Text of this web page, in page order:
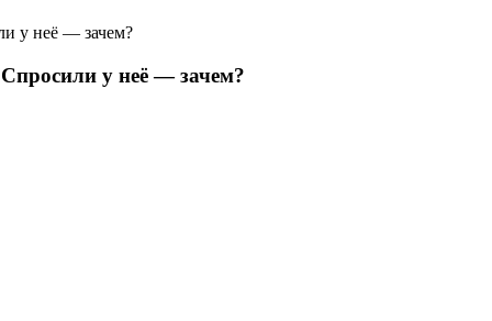
у неё — зачем?
у неё — зачем?